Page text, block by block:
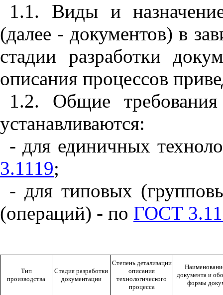
1.1. Виды и
(далее - документов) в
стадии разработки
описания процессов
1.2. Общие
устанавливаются:
- для единичных
3.1119;
- для типовых
(операций) - по ГОСТ
Тип
производства
Стадия разработки
документации
Степень детализации
описания
технологического
процесса
документа и
формы